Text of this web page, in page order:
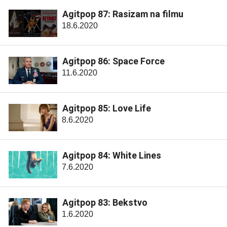
Agitpop 87: Rasizam na filmu
18.6.2020
Agitpop 86: Space Force
11.6.2020
Agitpop 85: Love Life
8.6.2020
Agitpop 84: White Lines
7.6.2020
Agitpop 83: Bekstvo
1.6.2020